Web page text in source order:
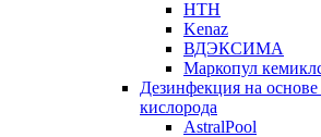
HTH
Kenaz
ВДЭКСИМА
Маркопул
Дезинфекция на
кислорода
AstralPool